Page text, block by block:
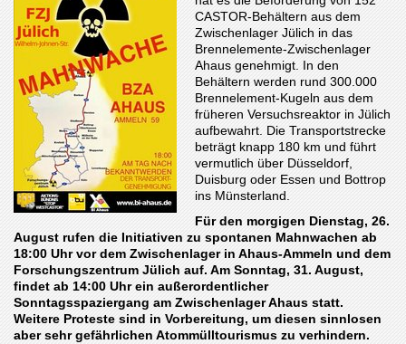
CASTOR-Behältern aus dem
Zwischenlager Jülich in das
Brennelemente-Zwischenlager
Ahaus genehmigt. In den
Behältern werden rund 300.000
Brennelement-Kugeln aus dem
früheren Versuchsreaktor in Jülich
aufbewahrt. Die Transportstrecke
beträgt knapp 180 km und führt
vermutlich über Düsseldorf,
Duisburg oder Essen und Bottrop
ins Münsterland.
Für den morgigen Dienstag, 26.
August rufen die Initiativen zu spontanen Mahnwachen ab
18:00 Uhr vor dem Zwischenlager in Ahaus-Ammeln und dem
Forschungszentrum Jülich auf. Am Sonntag, 31. August,
findet ab 14:00 Uhr ein außerordentlicher
Sonntagsspaziergang am Zwischenlager Ahaus statt.
Weitere Proteste sind in Vorbereitung, um diesen sinnlosen
aber sehr gefährlichen Atommülltourismus zu verhindern.